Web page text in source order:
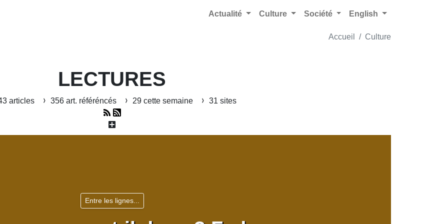
Actualité Culture Société English
Accueil Culture
LECTURES
articles 356 art. référéncés 29 cette semaine 31 sites
Entre les lignes...